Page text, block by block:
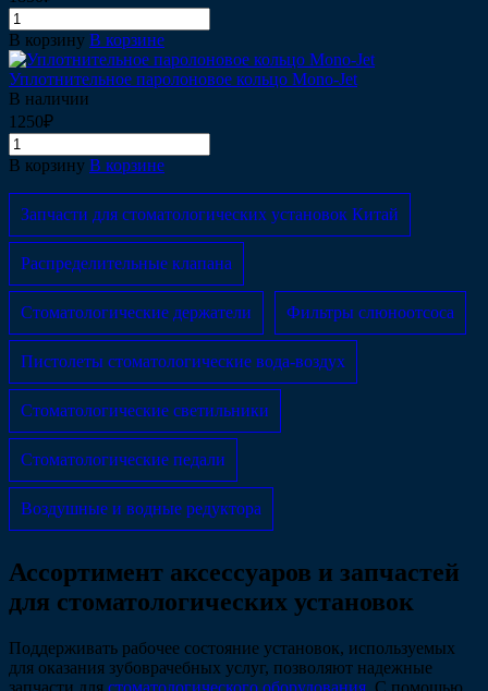
В корзину В корзине
Уплотнительное паролоновое кольцо Mono-Jet
В наличии
1250₽
В корзину В корзине
Запчасти для стоматологических установок Китай
Распределительные клапана
Стоматологические держатели Фильтры слюноотсоса
Пистолеты стоматологические вода-воздух
Стоматологические светильники
Стоматологические педали
Воздушные и водные редуктора
Ассортимент аксессуаров и запчастей
для стоматологических установок
Поддерживать рабочее состояние установок, используемых
для оказания зубоврачебных услуг, позволяют надежные
запчасти для стоматологического оборудования . С помощью